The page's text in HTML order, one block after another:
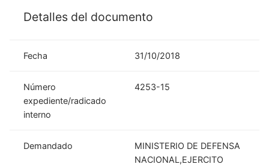
Detalles del documento
Fecha 31/10/2018
Número
expediente/radicado
interno
4253-15
Demandado
MINISTERIO DE DEFENSA
NACIONAL,EJERCITO